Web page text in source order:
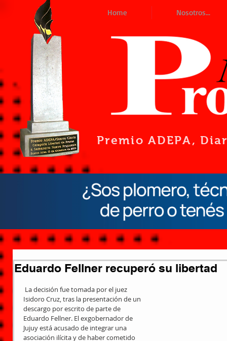
Home Nosotros...
Premio ADEPA,
Eduardo Fellner recuperó su libertad
Isidoro Cruz, tras la presentación de un
descargo por escrito de parte de
Eduardo Fellner. El exgobernador de
Jujuy está acusado de integrar una
asociación ilícita y de haber cometido